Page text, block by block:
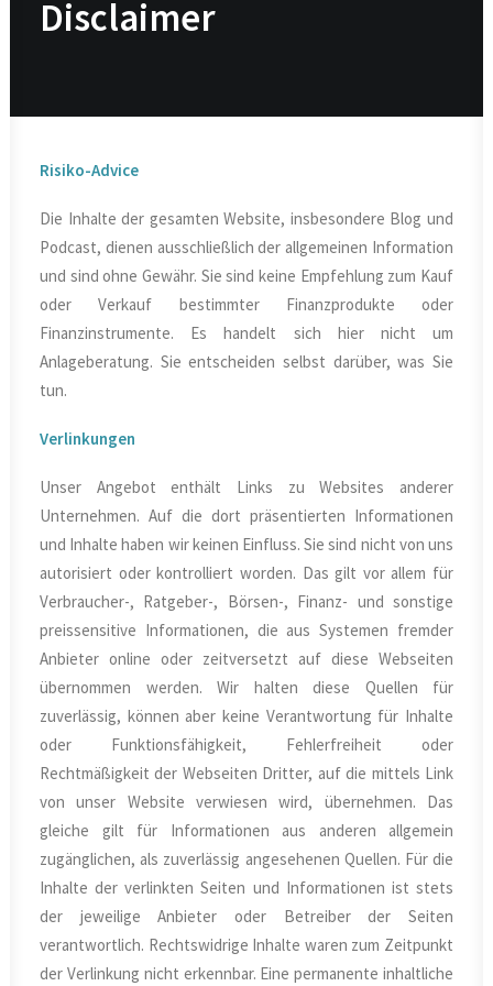
Disclaimer
Risiko-Advice
Die Inhalte der gesamten Website, insbesondere Blog und
Podcast, dienen ausschließlich der allgemeinen Information
und sind ohne Gewähr. Sie sind keine Empfehlung zum Kauf
oder Verkauf bestimmter Finanzprodukte oder
Finanzinstrumente. Es handelt sich hier nicht um
Anlageberatung. Sie entscheiden selbst darüber, was Sie
tun.
Verlinkungen
Unser Angebot enthält Links zu Websites anderer
Unternehmen. Auf die dort präsentierten Informationen
und Inhalte haben wir keinen Einfluss. Sie sind nicht von uns
autorisiert oder kontrolliert worden. Das gilt vor allem für
Verbraucher-, Ratgeber-, Börsen-, Finanz- und sonstige
preissensitive Informationen, die aus Systemen fremder
Anbieter online oder zeitversetzt auf diese Webseiten
übernommen werden. Wir halten diese Quellen für
zuverlässig, können aber keine Verantwortung für Inhalte
oder Funktionsfähigkeit, Fehlerfreiheit oder
Rechtmäßigkeit der Webseiten Dritter, auf die mittels Link
von unser Website verwiesen wird, übernehmen. Das
gleiche gilt für Informationen aus anderen allgemein
zugänglichen, als zuverlässig angesehenen Quellen. Für die
Inhalte der verlinkten Seiten und Informationen ist stets
der jeweilige Anbieter oder Betreiber der Seiten
verantwortlich. Rechtswidrige Inhalte waren zum Zeitpunkt
der Verlinkung nicht erkennbar. Eine permanente inhaltliche